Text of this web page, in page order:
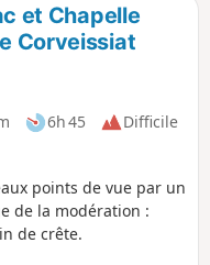
et Chapelle
Corveissiat
6h 45
Difficile
points de vue par un
de crête.